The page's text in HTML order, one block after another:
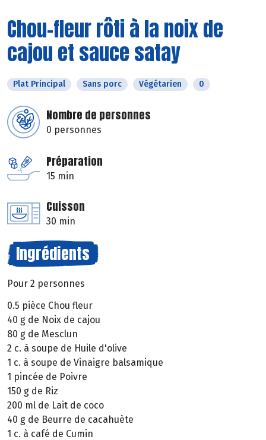
Chou-fleur rôti à la noix de
cajou et sauce satay
Plat Principal Sans porc Végétarien 0
Nombre de personnes
0 personnes
Préparation
15 min
Cuisson
30 min
Ingrédients
Pour 2 personnes
0.5 pièce Chou fleur
40 g de Noix de cajou
80 g de Mesclun
2 c. à soupe de Huile d'olive
1 c. à soupe de Vinaigre balsamique
1 pincée de Poivre
150 g de Riz
200 ml de Lait de coco
40 g de Beurre de cacahuète
1 c. à café de Cumin